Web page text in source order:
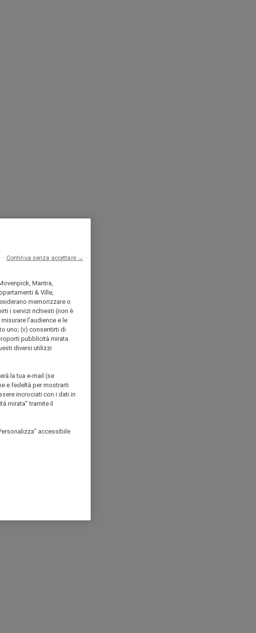
Mantra,
& Ville,
memorizzare o
i servizi richiesti (non è
l'audience e le
uno; (v) consentirti di
pubblicità mirata.
diversi utilizzi
la tua e-mail (se
e fedeltà per mostrarti
incrociati con i dati in
mirata" tramite il
accessibile
Continua senza accettare →